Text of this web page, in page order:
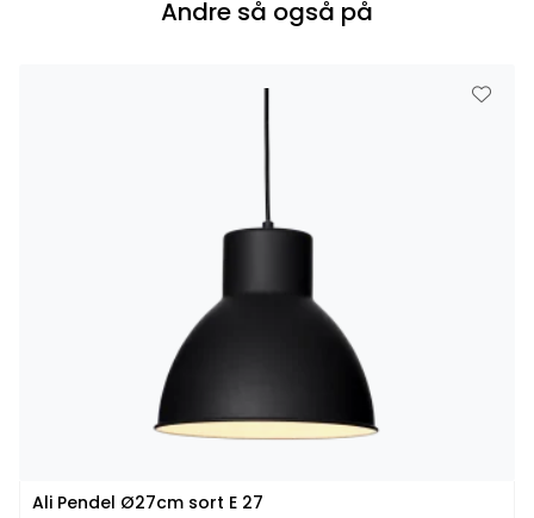
Andre så også på
Ali Pendel Ø27cm sort E 27